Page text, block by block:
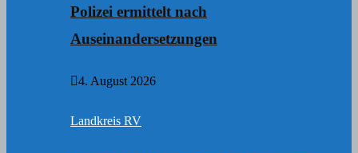
Polizei ermittelt nach
Auseinandersetzungen
4. August 2026
Landkreis RV